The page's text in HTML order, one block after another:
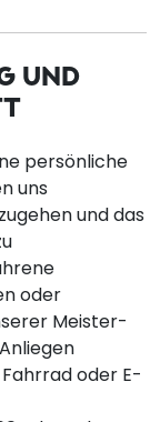
UND
persönliche
uns
und das
oder
Meister-
oder E-